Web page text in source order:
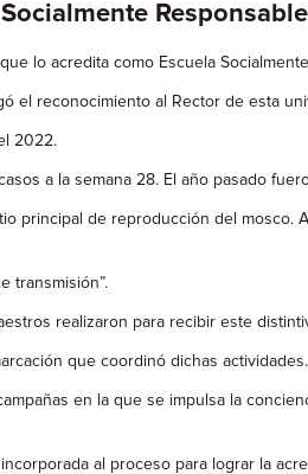
lo acredita como Escuela
reconocimiento al Rector de esta
2022.
a la semana 28. El año pasado
principal de reproducción del mosco.
transmisión”.
realizaron para recibir este
que coordinó dichas actividades.
en la que se impulsa la
al proceso para lograr la